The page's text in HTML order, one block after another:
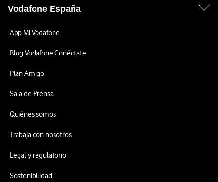
Vodafone España
App Mi Vodafone
Blog Vodafone Conéctate
Plan Amigo
Sala de Prensa
Quiénes somos
Trabaja con nosotros
Legal y regulatorio
Sostenibilidad